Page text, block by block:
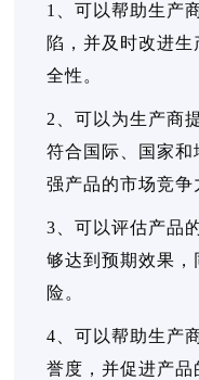
1、可以帮助生产
陷，并及时改进
全性。
2、可以为生产商
符合国际、国家
强产品的市场竞争
3、可以评估产品
够达到预期效果
险。
4、可以帮助生产
誉度，并促进产品